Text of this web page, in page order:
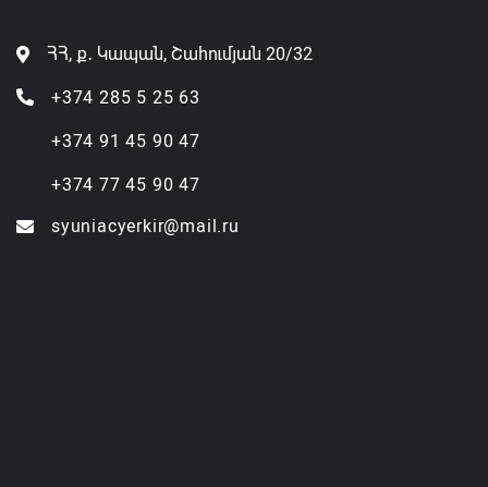
ՀՀ, ք․ Կապան, Շահումյան 20/32
+374 285 5 25 63
+374 91 45 90 47
+374 77 45 90 47
syuniacyerkir@mail.ru